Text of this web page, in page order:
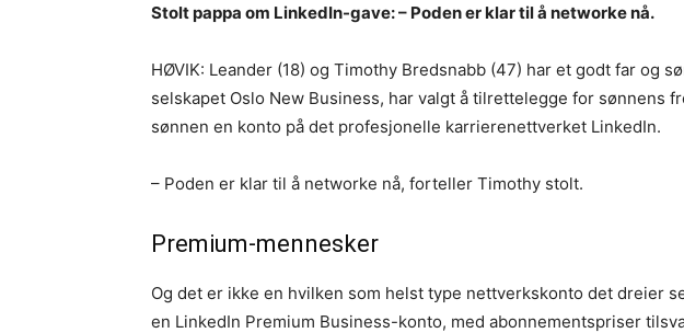
Stolt pappa om LinkedIn-gave: – Poden er klar til å networke nå.
HØVIK: Leander (18) og Timothy Bredsnabb (47) har et godt far og
selskapet Oslo New Business, har valgt å tilrettelegge for
sønnen en konto på det profesjonelle karrierenettverket LinkedIn.
– Poden er klar til å networke nå, forteller Timothy stolt.
Premium-mennesker
Og det er ikke en hvilken som helst type nettverkskonto det dreier
en LinkedIn Premium Business-konto, med abonnementspriser